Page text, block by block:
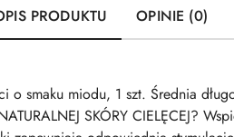
PRODUKTU OPINIE (0)
o smaku miodu, 1 szt. Średnia
SKÓRY CIELĘCEJ?